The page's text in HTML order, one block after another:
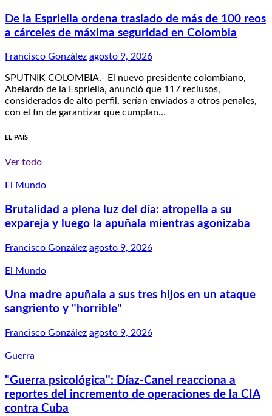
De la Espriella ordena traslado de más de 100 reos
a cárceles de máxima seguridad en Colombia
Francisco González agosto 9, 2026
SPUTNIK COLOMBIA.- El nuevo presidente colombiano,
Abelardo de la Espriella, anunció que 117 reclusos,
considerados de alto perfil, serían enviados a otros penales,
con el fin de garantizar que cumplan…
EL PAÍS
Ver todo
El Mundo
Brutalidad a plena luz del día: atropella a su
expareja y luego la apuñala mientras agonizaba
Francisco González agosto 9, 2026
El Mundo
Una madre apuñala a sus tres hijos en un ataque
sangriento y "horrible"
Francisco González agosto 9, 2026
Guerra
"Guerra psicológica": Díaz-Canel reacciona a
reportes del incremento de operaciones de la CIA
contra Cuba